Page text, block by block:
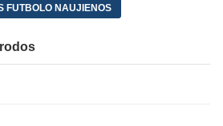
FUTBOLO NAUJIENOS